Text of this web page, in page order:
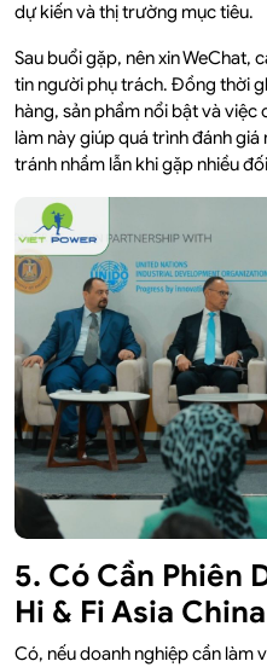
dự kiến và thị trường mục tiêu.
Sau buổi gặp, nên xin WeChat,
tin người phụ trách. Đồng thời
hàng, sản phẩm nổi bật và việc
làm này giúp quá trình đánh
tránh nhầm lẫn khi gặp nhiều
5. Có Cần Phiên
Hi & Fi Asia
Có, nếu doanh nghiệp cần làm